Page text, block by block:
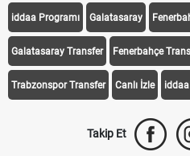
iddaa Programı Galatasaray
Galatasaray Transfer Fenerbahçe
Trabzonspor Transfer Canlı İzle iddaa
Takip Et